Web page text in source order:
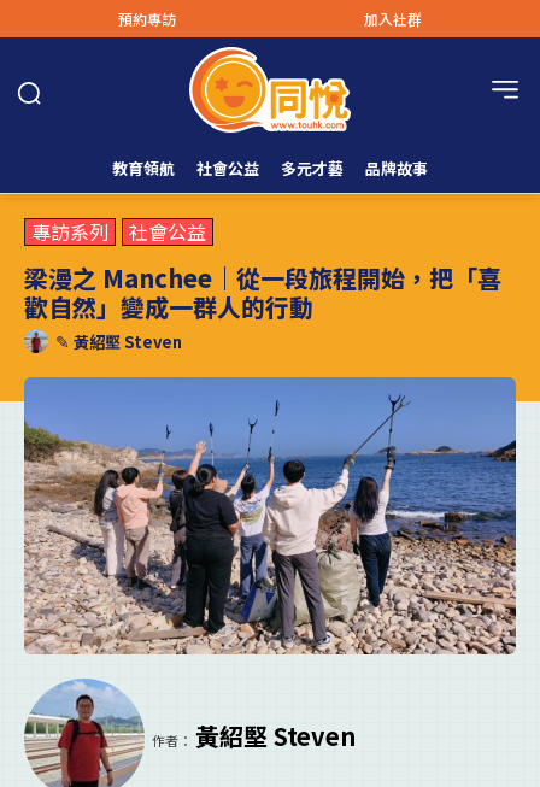
預約專訪 加入社群
教育領航 社會公益 多元才藝 品牌故事
專訪系列 社會公益
梁漫之 Manchee｜從一段旅程開始，把「喜
歡自然」變成一群人的行動
✎ 黃紹堅 Steven
作者： 黃紹堅 Steven